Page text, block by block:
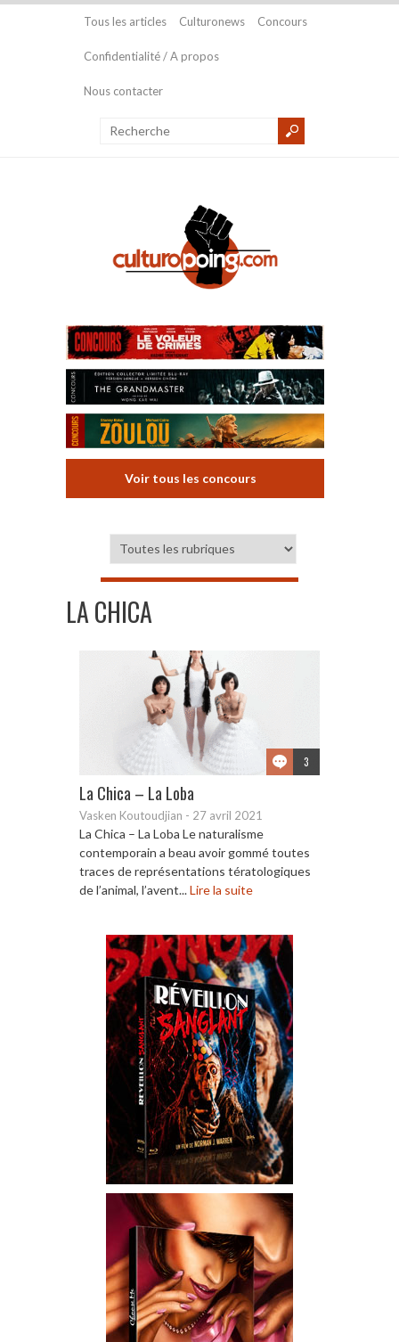
Tous les articles Culturonews Concours
Confidentialité / A propos
Nous contacter
Voir tous les concours
LA CHICA
3
La Chica – La Loba
Vasken Koutoudjian - 27 avril 2021
La Chica – La Loba Le naturalisme
contemporain a beau avoir gommé toutes
traces de représentations tératologiques
de l’animal, l’avent...Lire la suite